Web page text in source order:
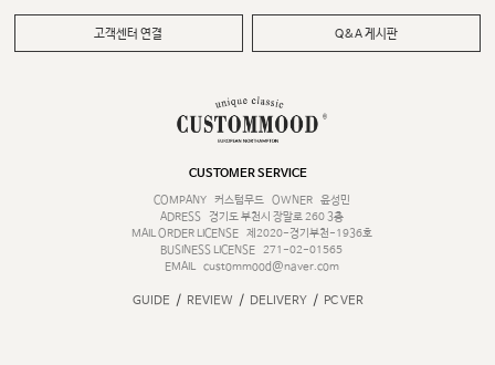
고객센터 연결 Q&A 게시판
CUSTOMER SERVICE
COMPANY
커스텀무드 OWNER
윤성민
ADRESS
경기도 부천시 장말로 260 3층
MAIL ORDER LICENSE
제2020-경기부천-1936호
BUSINESS LICENSE 271-02-01565
EMAIL
custommood@naver.com
GUIDE / REVIEW / DELIVERY / PC VER